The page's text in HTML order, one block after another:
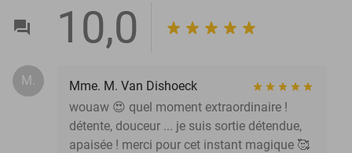
10,0
M.
Mme. M. Van Dishoeck
wouaw 😍 quel moment extraordinaire !
détente, douceur ... je suis sortie détendue,
apaisée ! merci pour cet instant magique 🥰